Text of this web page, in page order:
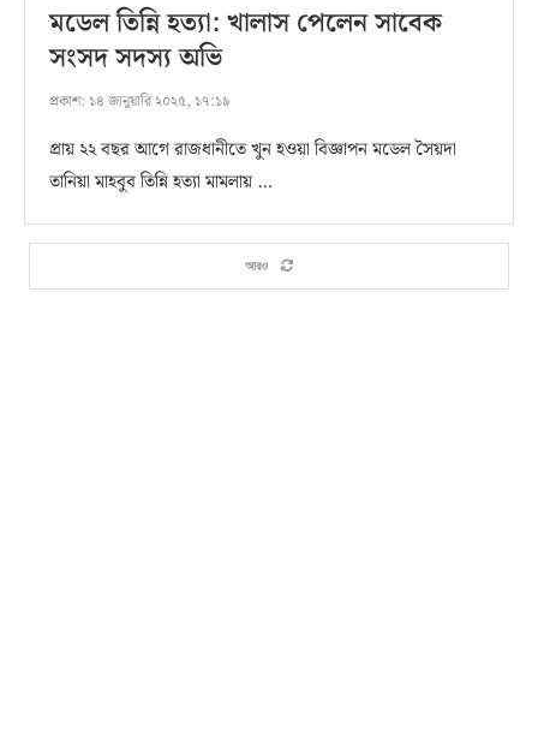
মডেল তিন্নি হত্যা: খালাস পেলেন সাবেক
সংসদ সদস্য অভি
প্রকাশ: ১৪ জানুয়ারি ২০২৫, ১৭:১৯
প্রায় ২২ বছর আগে রাজধানীতে খুন হওয়া বিজ্ঞাপন মডেল সৈয়দা
তানিয়া মাহবুব তিন্নি হত্যা মামলায় …
আরও